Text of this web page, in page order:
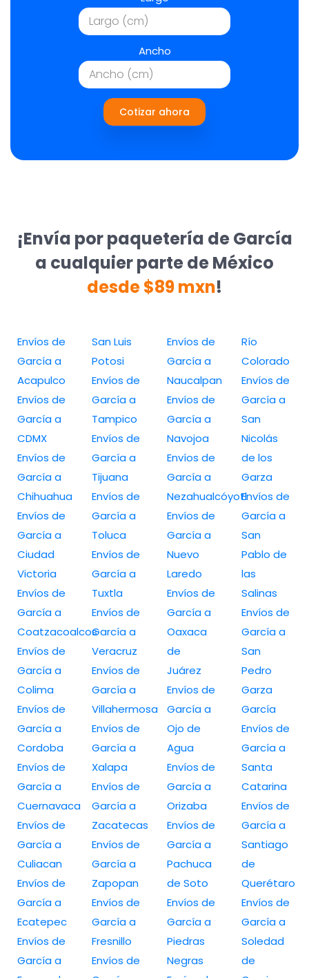
Ancho
Cotizar ahora
¡Envía por paquetería de García
a cualquier parte de México
desde $89 mxn!
Envíos de
García a
Acapulco
Envíos de
García a
CDMX
Envíos de
García a
Chihuahua
Envíos de
García a
Ciudad
Victoria
Envíos de
García a
Coatzacoalcos
Envíos de
García a
Colima
Envíos de
García a
Cordoba
Envíos de
García a
Cuernavaca
Envíos de
García a
Culiacan
Envíos de
García a
Ecatepec
Envíos de
García a
San Luis
Potosi
Envíos de
García a
Tampico
Envíos de
García a
Tijuana
Envíos de
García a
Toluca
Envíos de
García a
Tuxtla
Envíos de
García a
Veracruz
Envíos de
García a
Villahermosa
Envíos de
García a
Xalapa
Envíos de
García a
Zacatecas
Envíos de
García a
Zapopan
Envíos de
García a
Fresnillo
Envíos de
Envíos de
García a
Naucalpan
Envíos de
García a
Navojoa
Envíos de
García a
Nezahualcóyotl
Envíos de
García a
Nuevo
Laredo
Envíos de
García a
Oaxaca
de
Juárez
Envíos de
García a
Ojo de
Agua
Envíos de
García a
Orizaba
Envíos de
García a
Pachuca
de Soto
Envíos de
García a
Piedras
Negras
Río
Colorado
Envíos de
García a
San
Nicolás
de los
Garza
Envíos de
García a
San
Pablo de
las
Salinas
Envíos de
García a
San
Pedro
Garza
García
Envíos de
García a
Santa
Catarina
Envíos de
García a
Santiago
de
Querétaro
Envíos de
García a
Soledad
de